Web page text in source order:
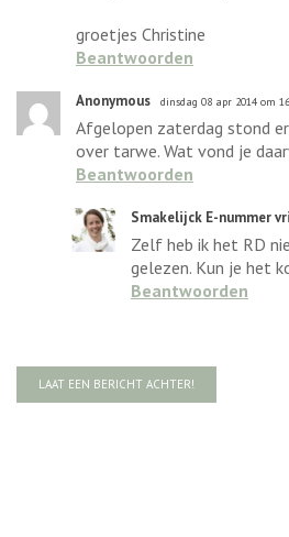
groetjes Christine
Beantwoorden
Anonymous dinsdag 08 apr 2014 om
Afgelopen zaterdag stond
over tarwe. Wat vond je
Beantwoorden
Smakelijck E-nummer
Zelf heb ik het RD
gelezen. Kun je het
Beantwoorden
LAAT EEN BERICHT ACHTER!